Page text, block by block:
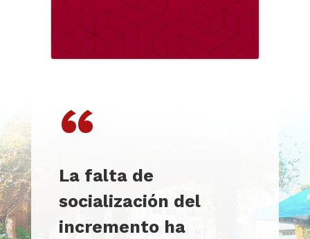
“
La falta de
socialización del
incremento ha